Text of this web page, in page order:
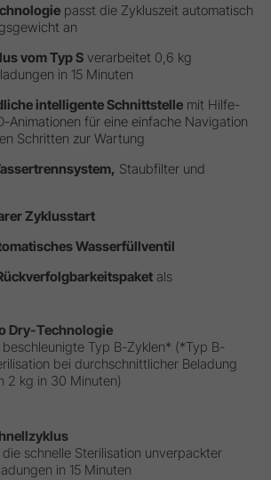
passt die Zykluszeit automatisch
an
vom Typ S verarbeitet 0,6 kg
in 15 Minuten
intelligente Schnittstelle mit Hilfe-
Animationen für eine einfache Navigation
Schritten zur Wartung
Staubfilter und
Zyklusstart
Wasserfüllventil
als
Dry-Technologie
Typ B-Zyklen* (*Typ B-
bei durchschnittlicher Beladung
2 kg in 30 Minuten)
schnelle Sterilisation unverpackter
in 15 Minuten